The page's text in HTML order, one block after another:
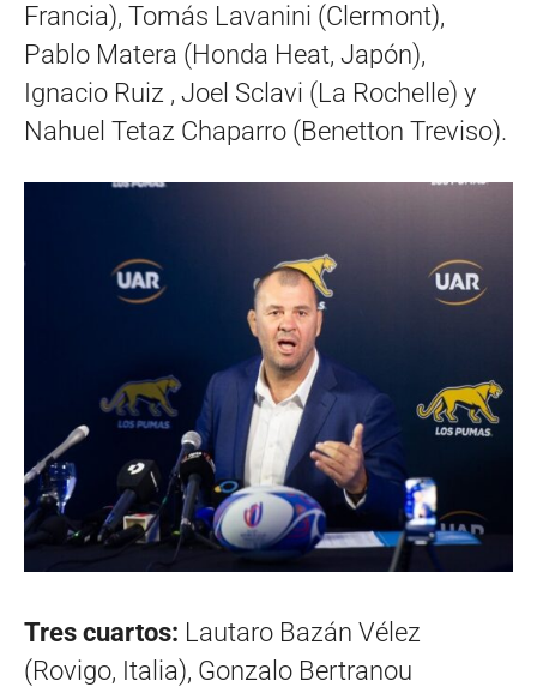
Francia), Tomás Lavanini (Clermont),
Pablo Matera (Honda Heat, Japón),
Ignacio Ruiz , Joel Sclavi (La Rochelle) y
Nahuel Tetaz Chaparro (Benetton Treviso).
Tres cuartos: Lautaro Bazán Vélez
(Rovigo, Italia), Gonzalo Bertranou